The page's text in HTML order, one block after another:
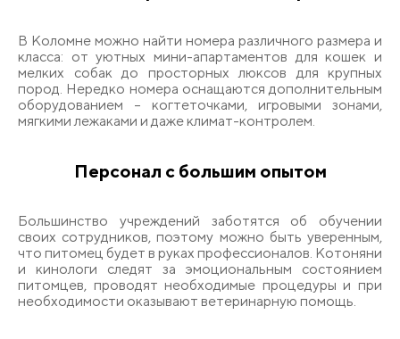
В Коломне можно найти номера различного размера и
класса: от уютных мини-апартаментов для кошек и
мелких собак до просторных люксов для крупных
пород. Нередко номера оснащаются дополнительным
оборудованием – когтеточками, игровыми зонами,
мягкими лежаками и даже климат-контролем.
Персонал с большим опытом
Большинство учреждений заботятся об обучении
своих сотрудников, поэтому можно быть уверенным,
что питомец будет в руках профессионалов. Котоняни
и кинологи следят за эмоциональным состоянием
питомцев, проводят необходимые процедуры и при
необходимости оказывают ветеринарную помощь.